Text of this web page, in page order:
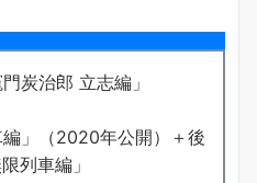
炭治郎 立志編」
」（2020年公開）＋後
列車編」